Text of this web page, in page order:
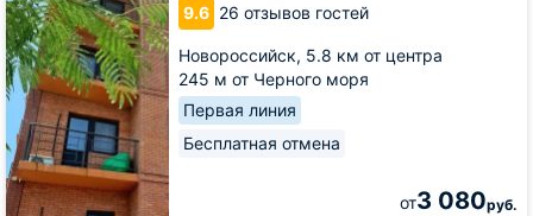
9.6 26 отзывов гостей
Новороссийск, 5.8 км от центра
245 м от Черного моря
Первая линия
Бесплатная отмена
от3 080руб.